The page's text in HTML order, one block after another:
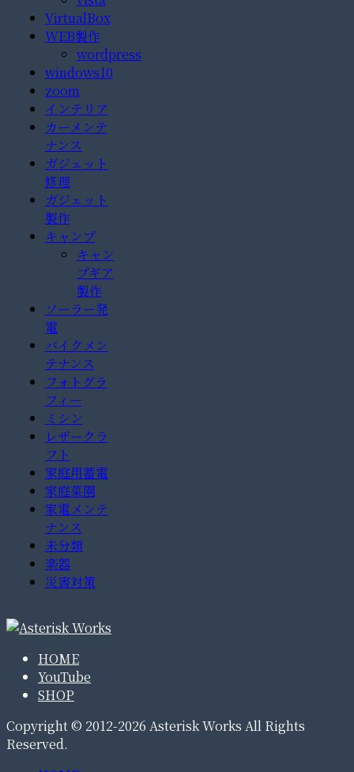
VirtualBox
WEB製作
wordpress
windows10
zoom
インテリア
カーメンテ
ナンス
ガジェット
修理
ガジェット
製作
キャンプ
キャン
プギア
製作
ソーラー発
電
バイクメン
テナンス
フォトグラ
フィー
ミシン
レザークラ
フト
家庭用蓄電
家庭菜園
家電メンテ
ナンス
未分類
楽器
災害対策
HOME
YouTube
SHOP
Copyright © 2012-2026 Asterisk Works All Rights
Reserved.